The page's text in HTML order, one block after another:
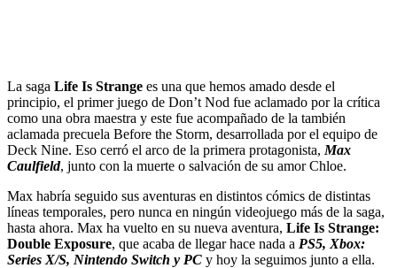
La saga Life Is Strange es una que hemos amado desde el
principio, el primer juego de Don’t Nod fue aclamado por la crítica
como una obra maestra y este fue acompañado de la también
aclamada precuela Before the Storm, desarrollada por el equipo de
Deck Nine. Eso cerró el arco de la primera protagonista, Max
Caulfield, junto con la muerte o salvación de su amor Chloe.
Max habría seguido sus aventuras en distintos cómics de distintas
líneas temporales, pero nunca en ningún videojuego más de la saga,
hasta ahora. Max ha vuelto en su nueva aventura, Life Is Strange:
Double Exposure, que acaba de llegar hace nada a PS5, Xbox:
Series X/S, Nintendo Switch y PC y hoy la seguimos junto a ella.